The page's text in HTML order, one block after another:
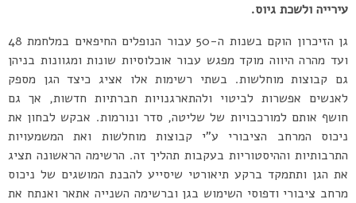
עירייה ולשכת גיוס.
גן הזיכרון הוקם בשנות ה-50 עבור הנופלים החיפאים במלחמת 48
ועד מהרה היווה מוקד מפגש עבור אוכלוסיות שונות ומגוונות בניהן
גם קבוצות מוחלשות. בשתי רשימות אלו אציג כיצד הגן מספק
לאנשים אפשרות לביטוי ולהתארגנויות חברתיות חדשות, אך גם
חושף אותם למורכבויות של שליטה, סדר ונורמות. אבקש לבחון את
ניכוס המרחב הציבורי ע”י קבוצות מוחלשות ואת המשמעויות
התרבותיות וההיסטוריות בעקבות תהליך זה. הרשימה הראשונה תציג
את הגן ותתמקד ברקע תיאורטי שיסייע להבנת המושגים של ניכוס
מרחב ציבורי ודפוסי השימוש בגן וברשימה השנייה אתאר ואנתח את